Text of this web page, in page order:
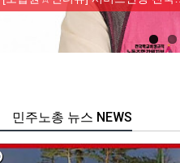
주노총 뉴스 NEWS